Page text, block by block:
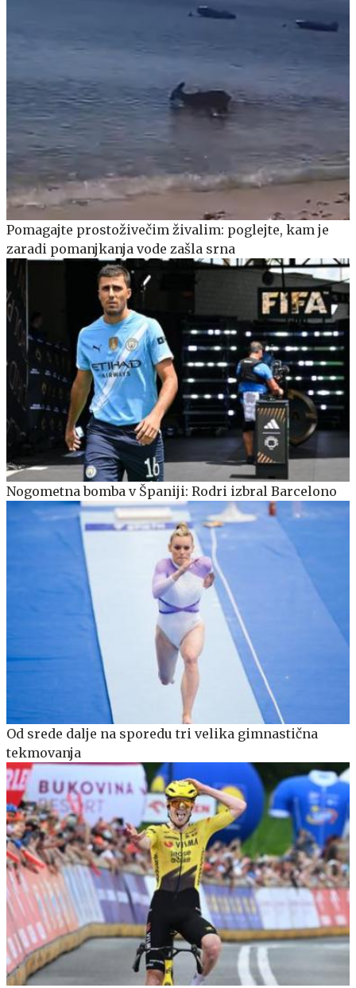
Pomagajte prostoživečim živalim: poglejte, kam je
zaradi pomanjkanja vode zašla srna
Nogometna bomba v Španiji: Rodri izbral Barcelono
Od srede dalje na sporedu tri velika gimnastična
tekmovanja